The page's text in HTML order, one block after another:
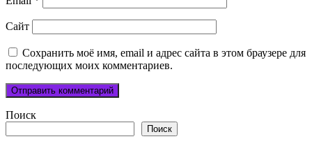
Сайт
Сохранить моё имя, email и адрес сайта в этом браузере для
последующих моих комментариев.
Поиск
Поиск